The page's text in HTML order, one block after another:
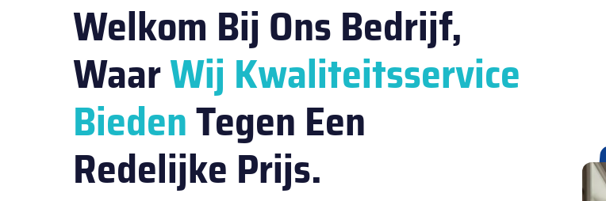
Welkom Bij Ons Bedrijf,
WaarWij Kwaliteitsservice
BiedenTegen Een
Redelijke Prijs.